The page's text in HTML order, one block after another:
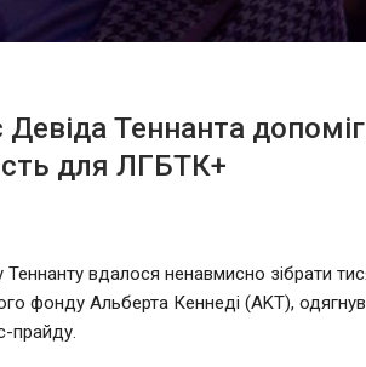
Теннанта допоміг
для ЛГБТК+
Теннанту вдалося ненавмисно зібрати
фонду Альберта Кеннеді (AKT),
прайду.